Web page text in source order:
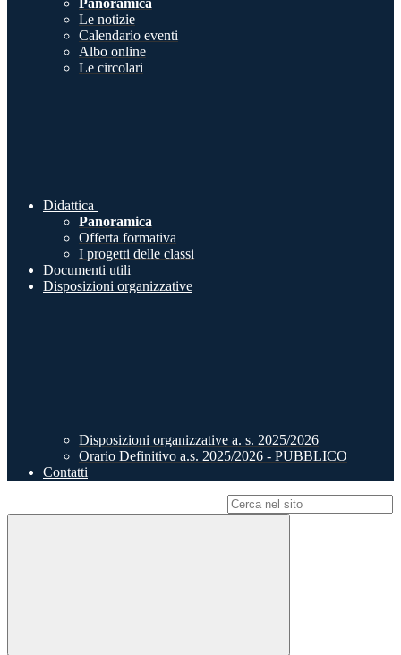
Panoramica
Le notizie
Calendario eventi
Albo online
Le circolari
Didattica
Panoramica
Offerta formativa
I progetti delle classi
Documenti utili
Disposizioni organizzative
Disposizioni organizzative a. s. 2025/2026
Orario Definitivo a.s. 2025/2026 - PUBBLICO
Contatti